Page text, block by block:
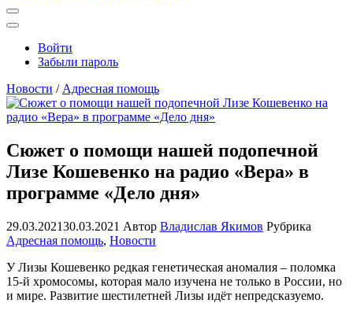
Открыть
поиск
Профиль
Войти
Забыли пароль
Новости / Адресная помощь
Сюжет о помощи нашей подопечной
Лизе Кошевенко на радио «Вера» в
программе «Дело дня»
29.03.202130.03.2021 Автор Владислав Якимов Рубрика
Адресная помощь, Новости
У Лизы Кошевенко редкая генетическая аномалия – поломка
15-й хромосомы, которая мало изучена не только в России, но
и мире. Развитие шестилетней Лизы идёт непредсказуемо.